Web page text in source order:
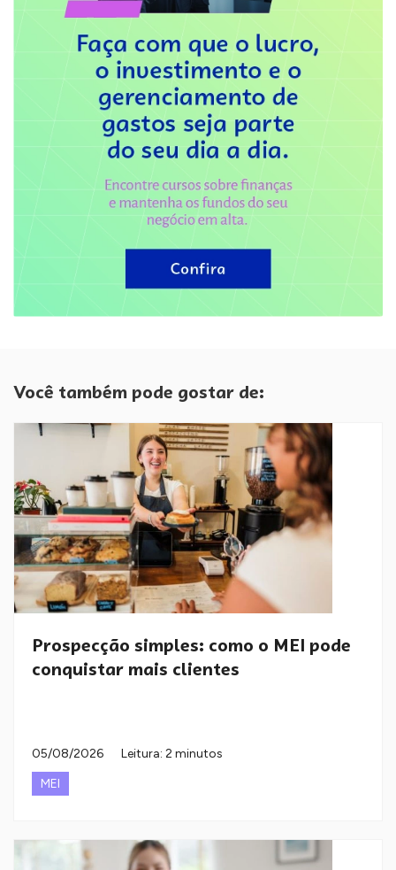
Você também pode gostar de:
Prospecção simples: como o MEI pode
conquistar mais clientes
05/08/2026
Leitura: 2 minutos
MEI